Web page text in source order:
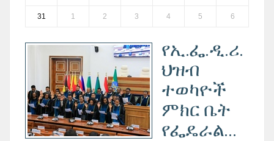
31 1 2 3 4 5 6
የኢ.ፌ.ዲ.ሪ.
ህዝብ
ተወካዮች
ምክር ቤት
የፌዴራል...